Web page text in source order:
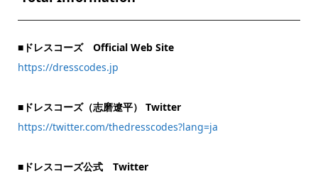
■ドレスコーズ Official Web Site
https://dresscodes.jp
■ドレスコーズ（志磨遼平） Twitter
https://twitter.com/thedresscodes?lang=ja
■ドレスコーズ公式 Twitter